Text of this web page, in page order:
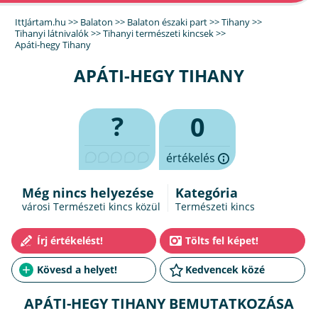
IttJártam.hu >> Balaton >> Balaton északi part>>Tihany>>
Tihanyi látnivalók>>Tihanyi természeti kincsek>>
Apáti-hegy Tihany
APÁTI-HEGY TIHANY
? 0
értékelés
Még nincs helyezése
városi Természeti kincs közül
Kategória
Természeti kincs
APÁTI-HEGY TIHANY BEMUTATKOZÁSA